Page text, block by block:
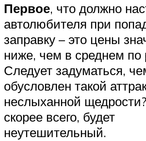
Первое, что должно
автолюбителя при
заправку – это цены
ниже, чем в среднем по
Следует задуматься,
обусловлен такой
неслыханной
скорее всего, будет
неутешительный.